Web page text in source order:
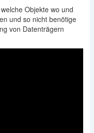
Objekte wo und
und so nicht benötige
von Datenträgern